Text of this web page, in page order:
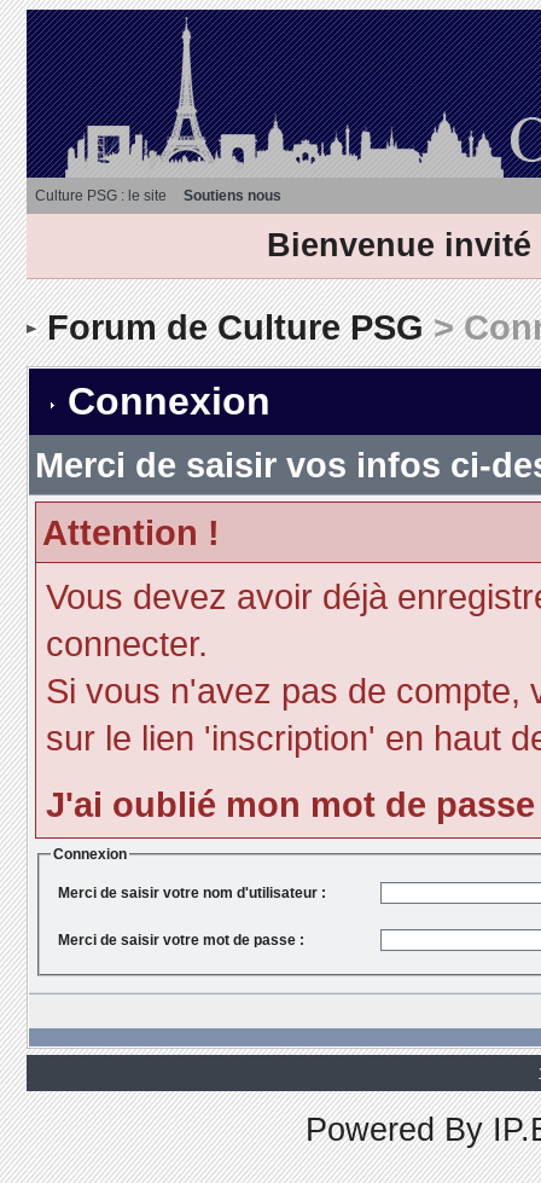
Culture PSG : le site Soutiens nous
Bienvenue invité
Forum de Culture PSG>
Connexion
Merci de saisir vos infos ci-
Attention !
Vous devez avoir déjà
connecter.
Si vous n'avez pas de compte,
sur le lien 'inscription' en haut
J'ai oublié mon mot de
Connexion
Merci de saisir votre nom d'utilisateur :
Merci de saisir votre mot de passe :
Powered By